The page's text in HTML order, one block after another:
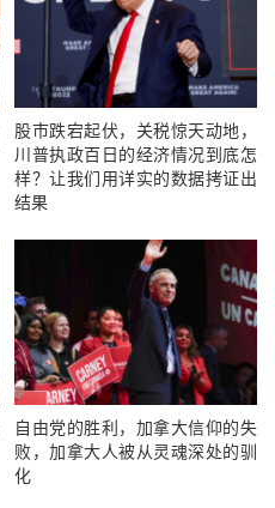
股市跌宕起伏，关税惊天动地，
川普执政百日的经济情况到底怎
样？让我们用详实的数据拷证出
结果
自由党的胜利，加拿大信仰的失
败，加拿大人被从灵魂深处的驯
化